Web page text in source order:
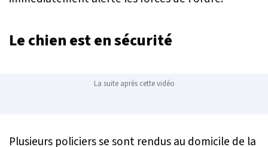
Le chien est en sécurité
La suite après cette vidéo
Plusieurs policiers se sont rendus au domicile de la